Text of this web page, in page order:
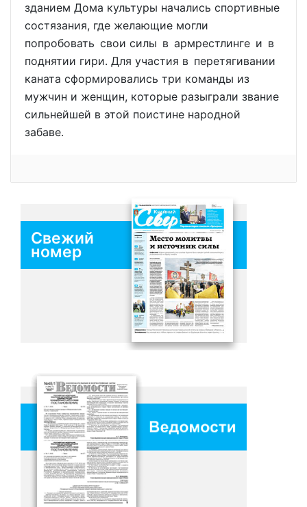
зданием Дома культуры начались спортивные
состязания, где желающие могли
попробовать свои силы в армрестлинге и в
поднятии гири. Для участия в перетягивании
каната сформировались три команды из
мужчин и женщин, которые разыграли звание
сильнейшей в этой поистине народной
забаве.
Свежий
номер